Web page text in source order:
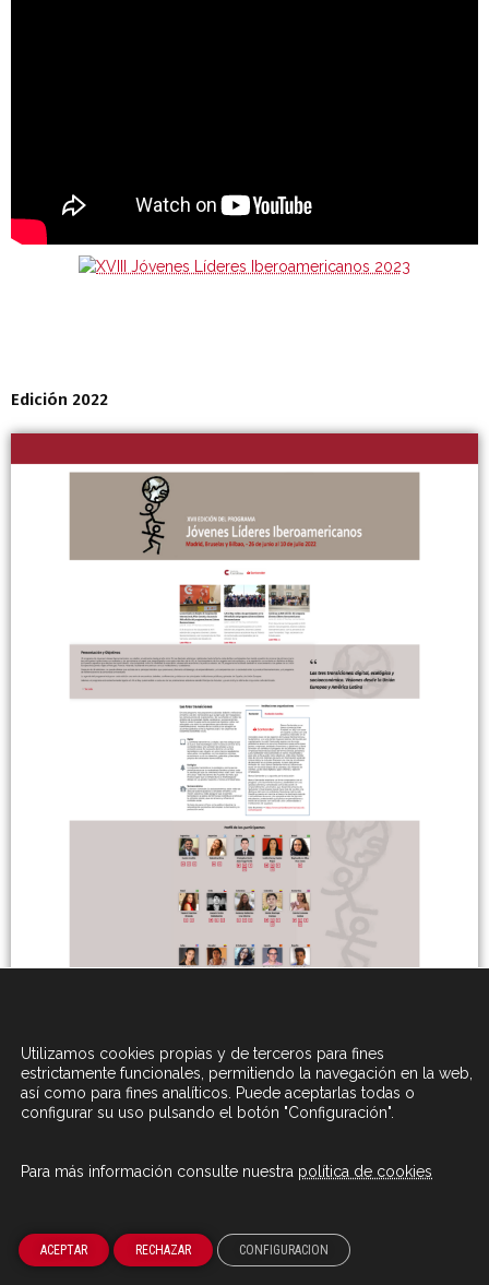
Edición 2022
becas cambió mi vida
para siempre. Becas
Utilizamos cookies propias y de terceros para fines
estrictamente funcionales, permitiendo la navegación en la web,
así como para fines analíticos. Puede aceptarlas todas o
configurar su uso pulsando el botón "Configuración".
Para más información consulte nuestra política de cookies
ACEPTAR RECHAZAR CONFIGURACION